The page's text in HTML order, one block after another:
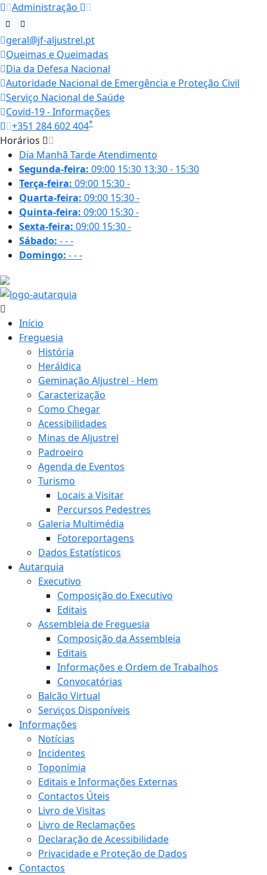
Administração
geral@jf-aljustrel.pt
Queimas e Queimadas
Dia da Defesa Nacional
Autoridade Nacional de Emergência e Proteção Civil
Serviço Nacional de Saúde
Covid-19 - Informações
+351 284 602 404*
Horários
Dia Manhã TardeAtendimento
Segunda-feira: 09:00 15:30 13:30 - 15:30
Terça-feira: 09:00 15:30-
Quarta-feira: 09:00 15:30-
Quinta-feira: 09:00 15:30-
Sexta-feira: 09:00 15:30-
Sábado: ---
Domingo: ---
Início
Freguesia
História
Heráldica
Geminação Aljustrel - Hem
Caracterização
Como Chegar
Acessibilidades
Minas de Aljustrel
Padroeiro
Agenda de Eventos
Turismo
Locais a Visitar
Percursos Pedestres
Galeria Multimédia
Fotoreportagens
Dados Estatísticos
Autarquia
Executivo
Composição do Executivo
Editais
Assembleia de Freguesia
Composição da Assembleia
Editais
Informações e Ordem de Trabalhos
Convocatórias
Balcão Virtual
Serviços Disponíveis
Informações
Notícias
Incidentes
Toponímia
Editais e Informações Externas
Contactos Úteis
Livro de Visitas
Livro de Reclamações
Declaração de Acessibilidade
Privacidade e Proteção de Dados
Contactos